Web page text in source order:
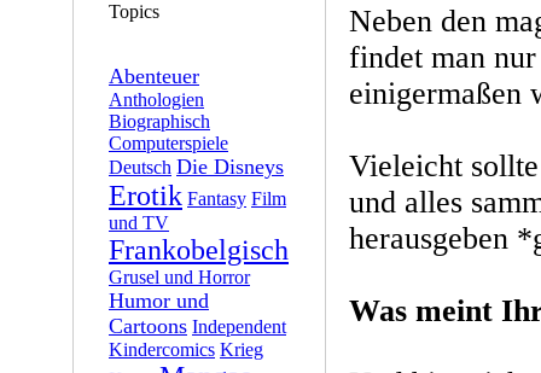
Topics
Abenteuer
Anthologien
Biographisch
Computerspiele
Deutsch Die Disneys
Erotik Fantasy Film
und TV
Frankobelgisch
Grusel und Horror
Humor und
Cartoons Independent
Kindercomics Krieg
Neben den
findet man
einigermaßen
Vieleicht
und alles
herausgeben
Was meint